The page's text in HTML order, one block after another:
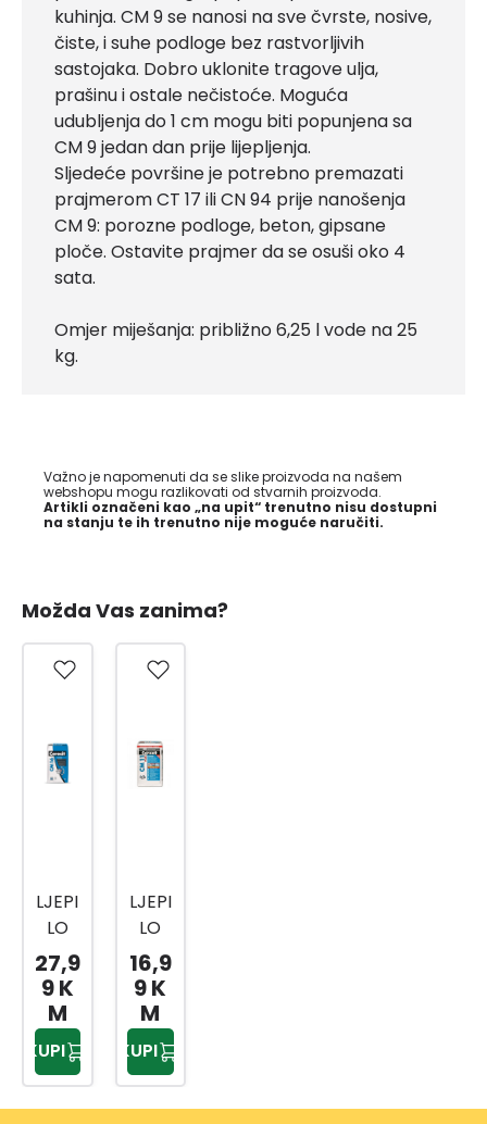
kuhinja. CM 9 se nanosi na sve čvrste, nosive,
čiste, i suhe podloge bez rastvorljivih
sastojaka. Dobro uklonite tragove ulja,
prašinu i ostale nečistoće. Moguća
udubljenja do 1 cm mogu biti popunjena sa
CM 9 jedan dan prije lijepljenja.
Sljedeće površine je potrebno premazati
prajmerom CT 17 ili CN 94 prije nanošenja
CM 9: porozne podloge, beton, gipsane
ploče. Ostavite prajmer da se osuši oko 4
sata.
Omjer miješanja: približno 6,25 l vode na 25
kg.
Važno je napomenuti da se slike proizvoda na našem
webshopu mogu razlikovati od stvarnih proizvoda.
Artikli označeni kao „na upit“ trenutno nisu dostupni
na stanju te ih trenutno nije moguće naručiti.
Možda Vas zanima?
LJEPI
LO
ZA
PLOČ
ICE
FLEXI
BILN
O
CM16
27,9
9 K
M
KUPI
LJEPI
LO
ZA
PLOČ
ICE
CM11
VANJ
SKO
25/1
16,9
9 K
M
KUPI